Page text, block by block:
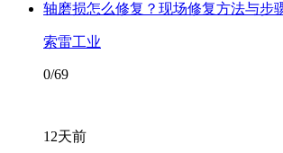
轴磨损怎么修复？现场修复方法与步
索雷工业
0/69
12天前